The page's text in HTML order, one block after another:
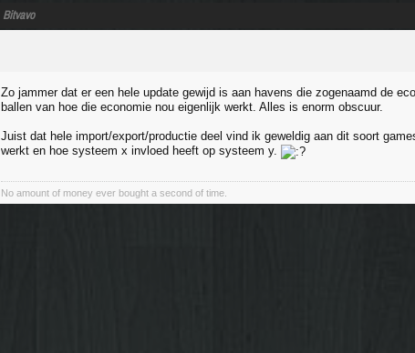
Bitvavo
Zo jammer dat er een hele update gewijd is aan havens die zogenaamd de
ballen van hoe die economie nou eigenlijk werkt. Alles is enorm obscuur.
Juist dat hele import/export/productie deel vind ik geweldig aan dit soort
werkt en hoe systeem x invloed heeft op systeem y.
No amount of money ever bought a second of time.